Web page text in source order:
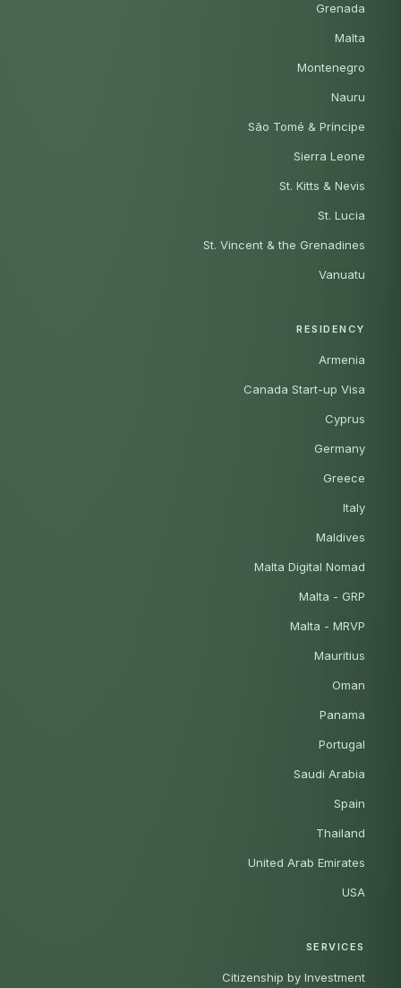
Grenada
Malta
Montenegro
Nauru
São Tomé & Príncipe
Sierra Leone
St. Kitts & Nevis
St. Lucia
St. Vincent & the Grenadines
Vanuatu
RESIDENCY
Armenia
Canada Start-up Visa
Cyprus
Germany
Greece
Italy
Maldives
Malta Digital Nomad
Malta - GRP
Malta - MRVP
Mauritius
Oman
Panama
Portugal
Saudi Arabia
Spain
Thailand
United Arab Emirates
USA
SERVICES
Citizenship by Investment